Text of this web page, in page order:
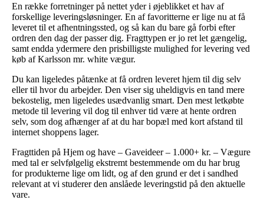
En række forretninger på nettet yder i øjeblikket et hav af
forskellige leveringsløsninger. En af favoritterne er lige nu at få
leveret til et afhentningssted, og så kan du bare gå forbi efter
ordren den dag der passer dig. Fragttypen er jo ret let gængelig,
samt endda ydermere den prisbilligste mulighed for levering ved
køb af Karlsson mr. white vægur.
Du kan ligeledes påtænke at få ordren leveret hjem til dig selv
eller til hvor du arbejder. Den viser sig uheldigvis en tand mere
bekostelig, men ligeledes usædvanlig smart. Den mest letkøbte
metode til levering vil dog til enhver tid være at hente ordren
selv, som dog afhænger af at du har bopæl med kort afstand til
internet shoppens lager.
Fragttiden på Hjem og have – Gaveideer – 1.000+ kr. – Vægure
med tal er selvfølgelig ekstremt bestemmende om du har brug
for produkterne lige om lidt, og af den grund er det i sandhed
relevant at vi studerer den anslåede leveringstid på den aktuelle
vare.